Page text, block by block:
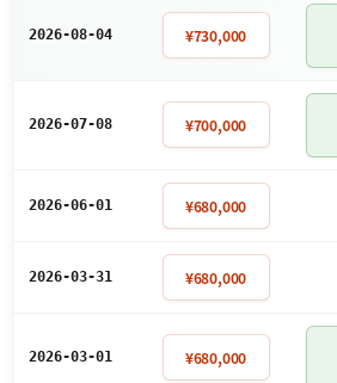
2026-08-04 ¥730,000
2026-07-08 ¥700,000
2026-06-01 ¥680,000
2026-03-31 ¥680,000
2026-03-01 ¥680,000